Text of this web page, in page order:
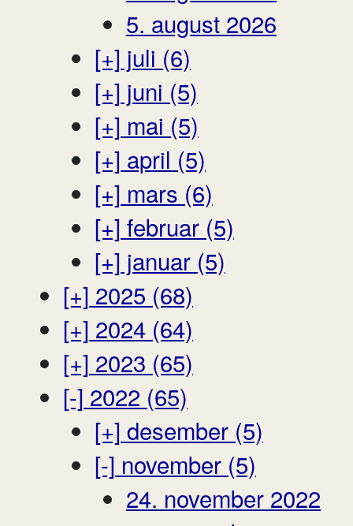
5. august 2026
[+] juli (6)
[+] juni (5)
[+] mai (5)
[+] april (5)
[+] mars (6)
[+] februar (5)
[+] januar (5)
[+] 2025 (68)
[+] 2024 (64)
[+] 2023 (65)
[-] 2022 (65)
[+] desember (5)
[-] november (5)
24. november 2022